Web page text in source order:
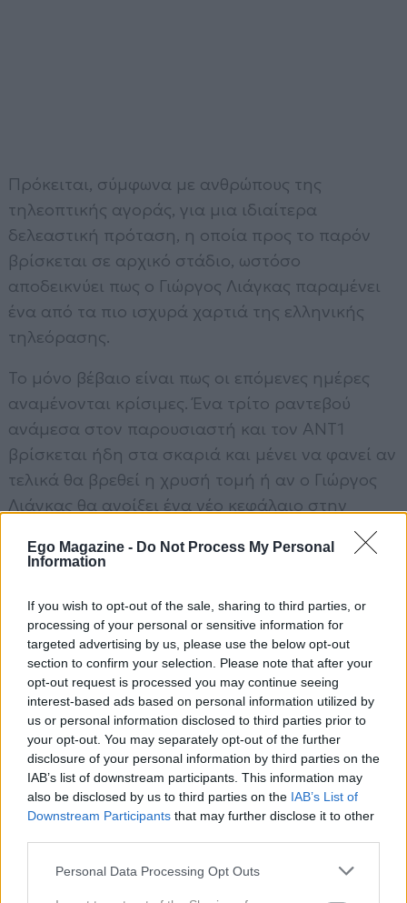
Ego Magazine - Do Not Process My Personal
Information
If you wish to opt-out of the sale, sharing to third parties, or
processing of your personal or sensitive information for
targeted advertising by us, please use the below opt-out
section to confirm your selection. Please note that after your
opt-out request is processed you may continue seeing
interest-based ads based on personal information utilized by
us or personal information disclosed to third parties prior to
your opt-out. You may separately opt-out of the further
disclosure of your personal information by third parties on the
IAB’s list of downstream participants. This information may
also be disclosed by us to third parties on the IAB’s List of
Downstream Participants that may further disclose it to other
Please note that this website/app uses one or more Google
Personal Data Processing Opt Outs
Πρόκειται, σύμφωνα με ανθρώπους της
τηλεοπτικής αγοράς, για μια ιδιαίτερα
δελεαστική πρόταση, η οποία προς το παρόν
βρίσκεται σε αρχικό στάδιο, ωστόσο
αποδεικνύει πως ο Γιώργος Λιάγκας παραμένει
ένα από τα πιο ισχυρά χαρτιά της ελληνικής
τηλεόρασης.
Το μόνο βέβαιο είναι πως οι επόμενες ημέρες
αναμένονται κρίσιμες. Ένα τρίτο ραντεβού
ανάμεσα στον παρουσιαστή και τον ΑΝΤ1
βρίσκεται ήδη στα σκαριά και μένει να φανεί αν
τελικά θα βρεθεί η χρυσή τομή ή αν ο Γιώργος
Λιάγκας θα ανοίξει ένα νέο κεφάλαιο στην
ΓΙΩΡΓΟΣ ΛΙΑΓΚΑΣ
ΔΙΑΒΑΣΤΕ